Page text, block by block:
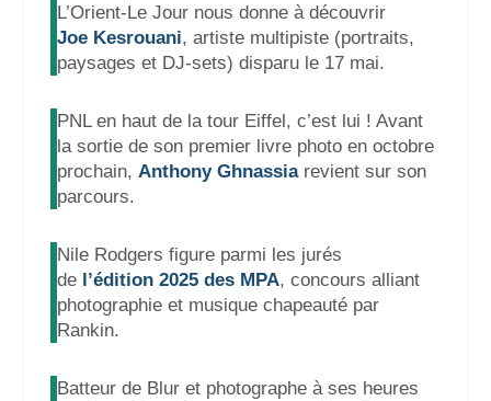
L’Orient-Le Jour nous donne à découvrir
Joe Kesrouani, artiste multipiste (portraits,
paysages et DJ-sets) disparu le 17 mai.
PNL en haut de la tour Eiffel, c’est lui ! Avant
la sortie de son premier livre photo en octobre
prochain, Anthony Ghnassiarevient sur son
parcours.
Nile Rodgers figure parmi les jurés
de l’édition 2025 des MPA, concours alliant
photographie et musique chapeauté par
Rankin.
Batteur de Blur et photographe à ses heures